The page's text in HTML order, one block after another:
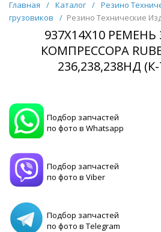
Главная / Каталог / Резино
грузовиков
/ Резино Технические
937Х14Х10
КОМПРЕССОРА
236,238,238НД (К-
Подбор запчастей
по фото в Whatsapp
Подбор запчастей
по фото в Viber
Подбор запчастей
по фото в Telegram